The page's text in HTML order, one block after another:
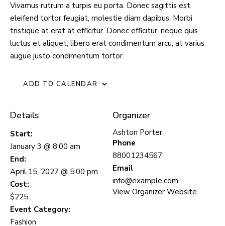
Vivamus rutrum a turpis eu porta. Donec sagittis est
eleifend tortor feugiat, molestie diam dapibus. Morbi
tristique at erat at efficitur. Donec efficitur, neque quis
luctus et aliquet, libero erat condimentum arcu, at varius
augue justo condimentum tortor.
ADD TO CALENDAR
Details
Start:
January 3 @ 8:00 am
End:
April 15, 2027 @ 5:00 pm
Cost:
$225
Event Category:
Fashion
Organizer
Ashton Porter
Phone
88001234567
Email
info@example.com
View Organizer Website